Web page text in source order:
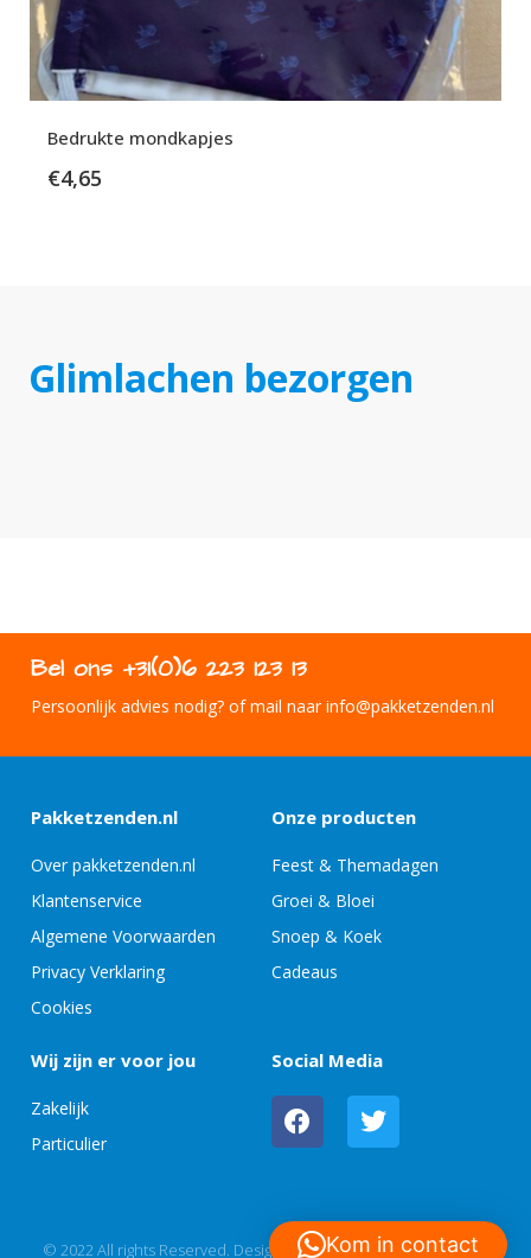
Bedrukte mondkapjes
€4,65
Glimlachen bezorgen
Bel ons +31(0)6 223 123 13
Persoonlijk advies nodig? of mail naar info@pakketzenden.nl
Pakketzenden.nl
Over pakketzenden.nl
Klantenservice
Algemene Voorwaarden
Privacy Verklaring
Cookies
Onze producten
Feest & Themadagen
Groei & Bloei
Snoep & Koek
Cadeaus
Wij zijn er voor jou
Zakelijk
Particulier
Social Media
© 2022 All rights Reserved. Design by whitelabeldesign.nl
Kom in contact